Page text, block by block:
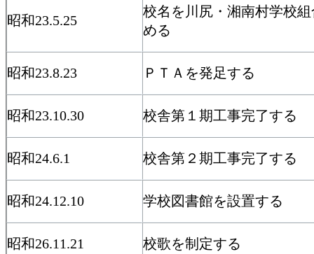
昭和23.5.25
校名を川尻・湘南村学校
める
昭和23.8.23 ＰＴＡを発足する
昭和23.10.30 校舎第１期工事完了する
昭和24.6.1 校舎第２期工事完了する
昭和24.12.10 学校図書館を設置する
昭和26.11.21 校歌を制定する